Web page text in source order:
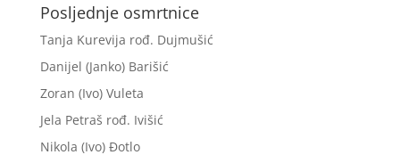
Posljednje osmrtnice
Tanja Kurevija rođ. Dujmušić
Danijel (Janko) Barišić
Zoran (Ivo) Vuleta
Jela Petraš rođ. Ivišić
Nikola (Ivo) Đotlo